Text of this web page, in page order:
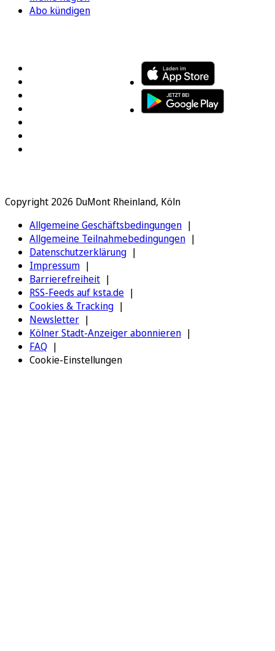
Abo kündigen
Copyright 2026 DuMont Rheinland, Köln
Allgemeine Geschäftsbedingungen
Allgemeine Teilnahmebedingungen
Datenschutzerklärung
Impressum
Barrierefreiheit
RSS-Feeds auf ksta.de
Cookies & Tracking
Newsletter
Kölner Stadt-Anzeiger abonnieren
FAQ
Cookie-Einstellungen